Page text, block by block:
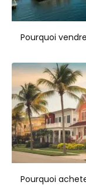
Pourquoi
Pourquoi